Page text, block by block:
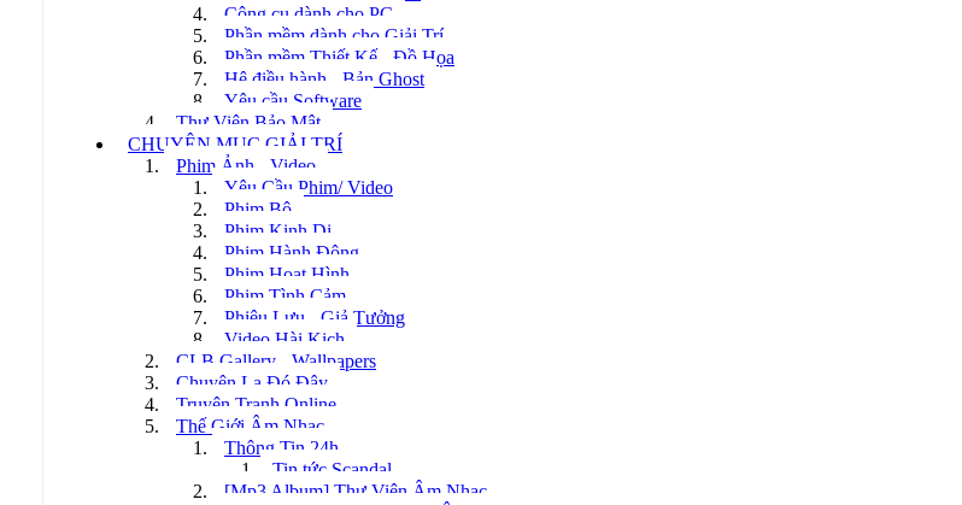
Công cụ dành cho PC
Phần mềm dành cho Giải Trí
Phần mềm Thiết Kế - Đồ Họa
Hệ điều hành - Bản Ghost
Yêu cầu Software
Thư Viện Bảo Mật
CHUYÊN MỤC GIẢI TRÍ
Phim Ảnh - Video
Yêu Cầu Phim/ Video
Phim Bộ
Phim Kinh Dị
Phim Hành Động
Phim Hoạt Hình
Phim Tình Cảm
Phiêu Lưu - Giả Tưởng
Video Hài Kịch
CLB Gallery - Wallpapers
Chuyện Lạ Đó Đây
Truyện Tranh Online
Thế Giới Âm Nhạc
Thông Tin 24h
Tin tức Scandal
[Mp3 Album] Thư Viện Âm Nhạc